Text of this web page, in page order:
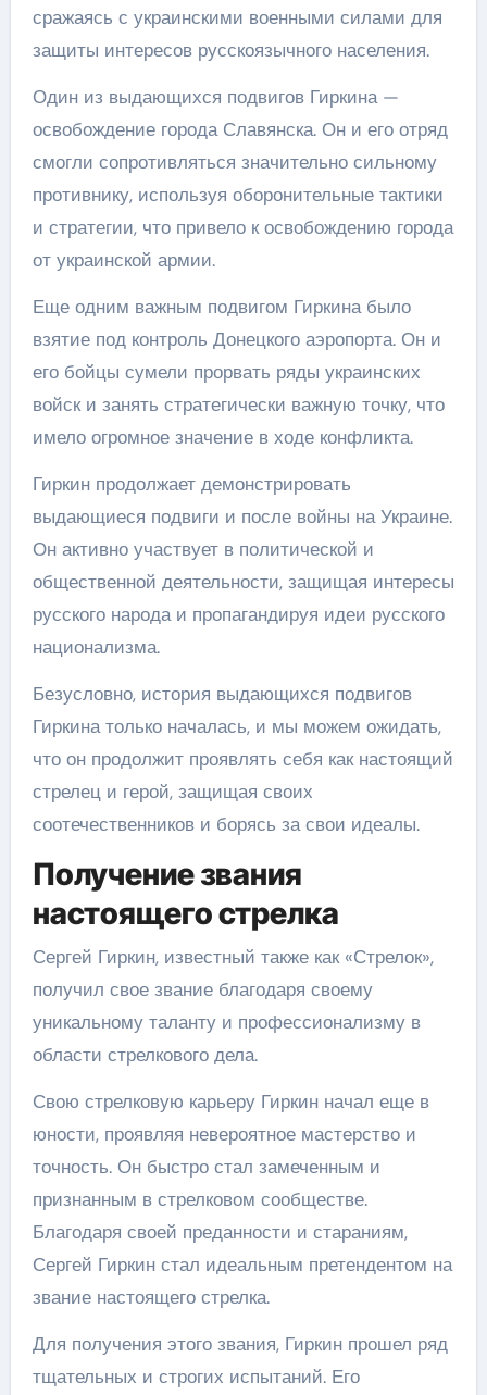
сражаясь с украинскими военными силами для
защиты интересов русскоязычного населения.
Один из выдающихся подвигов Гиркина —
освобождение города Славянска. Он и его отряд
смогли сопротивляться значительно сильному
противнику, используя оборонительные тактики
и стратегии, что привело к освобождению города
от украинской армии.
Еще одним важным подвигом Гиркина было
взятие под контроль Донецкого аэропорта. Он и
его бойцы сумели прорвать ряды украинских
войск и занять стратегически важную точку, что
имело огромное значение в ходе конфликта.
Гиркин продолжает демонстрировать
выдающиеся подвиги и после войны на Украине.
Он активно участвует в политической и
общественной деятельности, защищая интересы
русского народа и пропагандируя идеи русского
национализма.
Безусловно, история выдающихся подвигов
Гиркина только началась, и мы можем ожидать,
что он продолжит проявлять себя как настоящий
стрелец и герой, защищая своих
соотечественников и борясь за свои идеалы.
Получение звания
настоящего стрелка
Сергей Гиркин, известный также как «Стрелок»,
получил свое звание благодаря своему
уникальному таланту и профессионализму в
области стрелкового дела.
Свою стрелковую карьеру Гиркин начал еще в
юности, проявляя невероятное мастерство и
точность. Он быстро стал замеченным и
признанным в стрелковом сообществе.
Благодаря своей преданности и стараниям,
Сергей Гиркин стал идеальным претендентом на
звание настоящего стрелка.
Для получения этого звания, Гиркин прошел ряд
тщательных и строгих испытаний. Его